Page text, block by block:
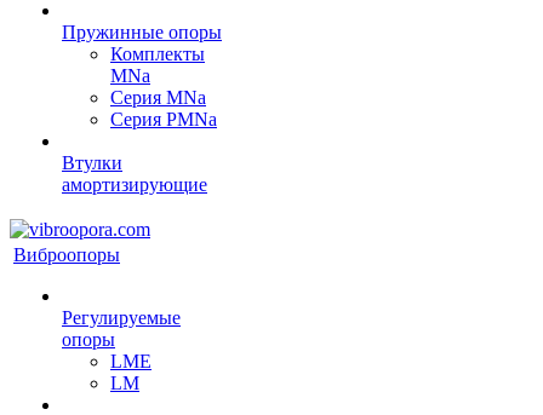
Пружинные опоры
Комплекты
MNa
Серия MNa
Серия PMNa
Втулки
амортизирующие
Виброопоры
Регулируемые
опоры
LME
LM